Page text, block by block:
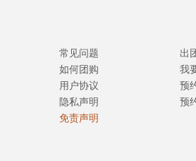
常见问题
如何团购
用户协议
隐私声明
免责声明
出
我
预
预